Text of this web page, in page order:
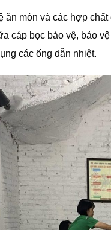
ăn mòn và các hợp
cáp bọc bảo vệ, bảo
các ống dẫn nhiệt.